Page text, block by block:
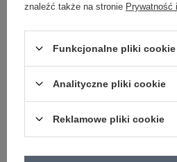
typ produktu
sukienka letnia biała
codzienne
dominujący
bawełna
długość
midi
rękaw
na ramiączkach
dekolt
okrągły
znaleźć także na stronie Prywatność
Funkcjonalne pliki cookie
Analityczne pliki cookie
Reklamowe pliki cookie